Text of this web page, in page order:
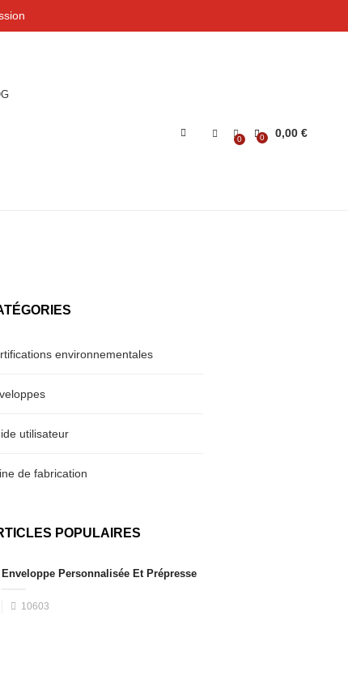
0 0 0,00 €
environnementales
utilisateur
de fabrication
POPULAIRES
Enveloppe Personnalisée Et Prépresse
10603